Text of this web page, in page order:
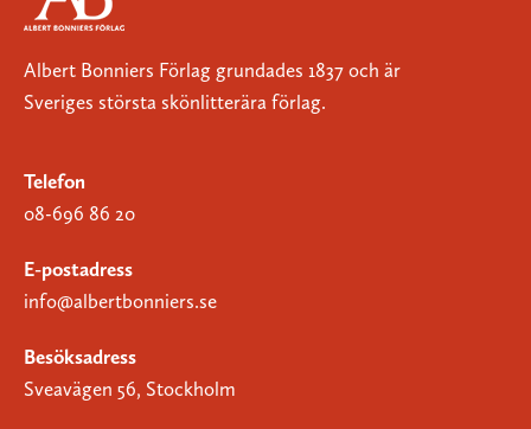
Albert Bonniers Förlag grundades 1837 och är
Sveriges största skönlitterära förlag.
Telefon
08-696 86 20
E-postadress
info@albertbonniers.se
Besöksadress
Sveavägen 56, Stockholm